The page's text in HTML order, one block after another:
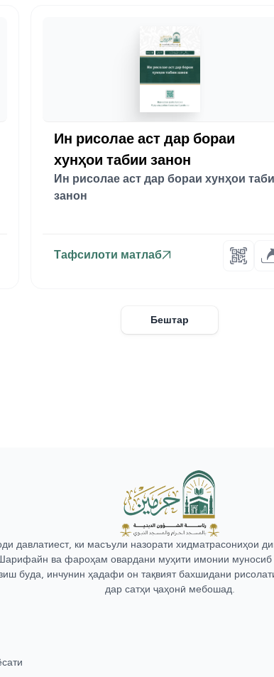
Ин рисолае аст дар бораи
хунҳои табии занон
Ин рисолае аст дар бораи хунҳои
занон
Тафсилоти матлаб
Бештар
давлатиест, ки масъули назорати хидматрасониҳои
ва фароҳам овардани муҳити имонии муносиб
буда, инчунин ҳадафи он тақвият бахшидани
дар сатҳи ҷаҳонӣ мебошад.